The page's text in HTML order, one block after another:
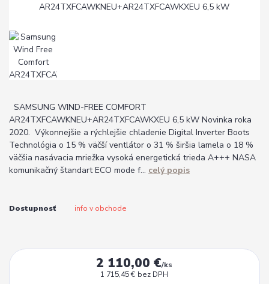
SAMSUNG WIND-FREE COMFORT
AR24TXFCAWKNEU+AR24TXFCAWKXEU 6,5 kW Novinka roka
2020. Výkonnejšie a rýchlejšie chladenie Digital Inverter Boots
Technológia o 15 % väčší ventlátor o 31 % širšia lamela o 18 %
väčšia nasávacia mriežka vysoká energetická trieda A+++ NASA
komunikačný štandart ECO mode f... celý popis
Dostupnosť info v obchode
2 110,00 €/ks
1 715,45 € bez DPH